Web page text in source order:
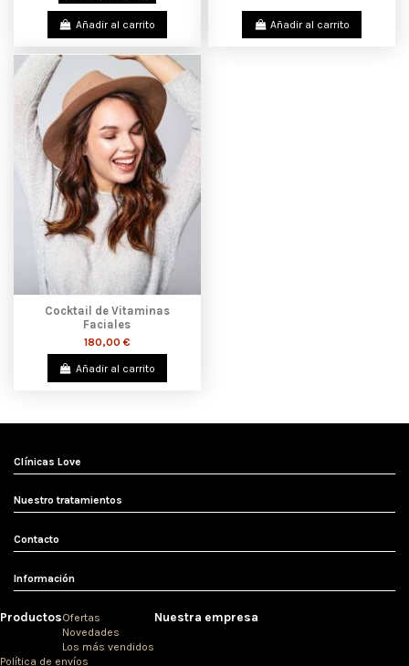
Añadir al carrito Añadir al carrito
Cocktail de Vitaminas
Faciales
180,00 €
Añadir al carrito
Clínicas Love
Nuestro tratamientos
Contacto
Información
ProductosOfertas
Novedades
Los más vendidos
Nuestra empresa
Política de envíos